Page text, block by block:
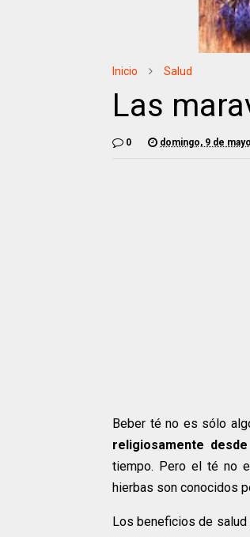
Inicio Salud
Las
0 domingo, 9 de
Beber té no es sólo
religiosamente
tiempo. Pero el té no
hierbas son conocidos
Los beneficios de salud